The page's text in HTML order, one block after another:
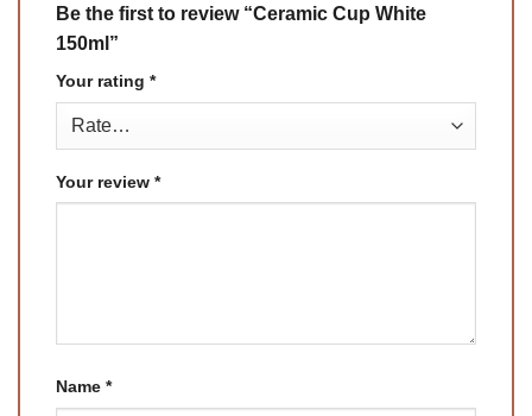
Be the first to review “Ceramic Cup White
150ml”
Your rating *
Your review *
Name *